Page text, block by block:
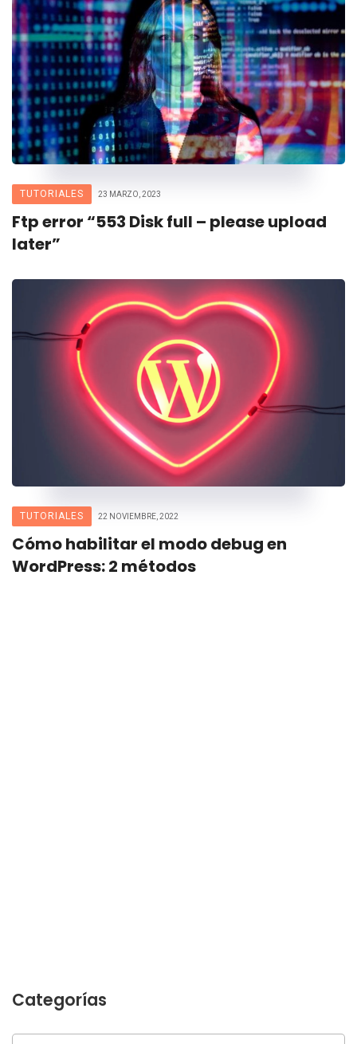
TUTORIALES 23 MARZO, 2023
Ftp error “553 Disk full – please upload
later”
TUTORIALES 22 NOVIEMBRE, 2022
Cómo habilitar el modo debug en
WordPress: 2 métodos
Categorías